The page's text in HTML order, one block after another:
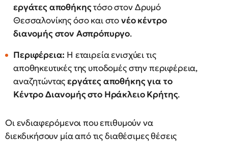
εργάτες αποθήκηςτόσο στον Δρυμό
Θεσσαλονίκης όσο και στονέο κέντρο
διανομής στον Ασπρόπυργο.
Περιφέρεια: Η εταιρεία ενισχύει τις
αποθηκευτικές της υποδομές στην περιφέρεια,
αναζητώνταςεργάτες αποθήκης για το
Κέντρο Διανομής στο Ηράκλειο Κρήτης.
Οι ενδιαφερόμενοι που επιθυμούν να
διεκδικήσουν μία από τις διαθέσιμες θέσεις